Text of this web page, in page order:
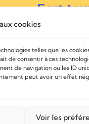
cookies
telles que les
de consentir à ces
de navigation ou les ID
peut avoir un effet
Voir les
Fort
France